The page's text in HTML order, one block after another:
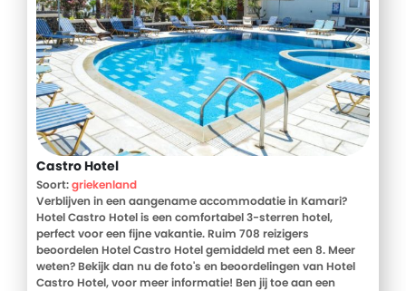
Castro Hotel
Soort:griekenland
Verblijven in een aangename accommodatie in Kamari?
Hotel Castro Hotel is een comfortabel 3-sterren hotel,
perfect voor een fijne vakantie. Ruim 708 reizigers
beoordelen Hotel Castro Hotel gemiddeld met een 8. Meer
weten? Bekijk dan nu de foto's en beoordelingen van Hotel
Castro Hotel, voor meer informatie! Ben jij toe aan een